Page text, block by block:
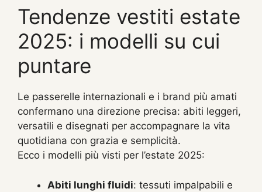
Tendenze vestiti estate
2025: i modelli su cui
puntare
Le passerelle internazionali e i brand più amati
confermano una direzione precisa: abiti leggeri,
versatili e disegnati per accompagnare la vita
quotidiana con grazia e semplicità.
Ecco i modelli più visti per l’estate 2025:
Abiti lunghi fluidi: tessuti impalpabili e